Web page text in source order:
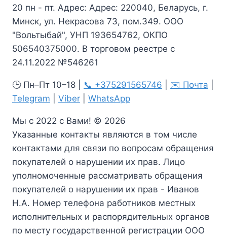
20 пн - пт. Адрес: Адрес: 220040, Беларусь, г.
Минск, ул. Некрасова 73, пом.349. ООО
"Вольтыбай", УНП 193654762, ОКПО
506540375000. В торговом реестре с
24.11.2022 №546261
🕒 Пн–Пт 10–18 | 📞 +375291565746 ✉️ Почта
Telegram
Viber WhatsApp
Мы с 2022 с Вами! © 2026
Указанные контакты являются в том числе
контактами для связи по вопросам обращения
покупателей о нарушении их прав. Лицо
уполномоченные рассматривать обращения
покупателей о нарушении их прав - Иванов
Н.А. Номер телефона работников местных
исполнительных и распорядительных органов
по месту государственной регистрации ООО